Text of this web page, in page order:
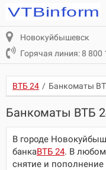
Новокуйбышевск
Горячая линия: 8 800
ВТБ 24 / Банкоматы
Банкоматы ВТБ
В городе
банкаВТБ 24. В
снятие и